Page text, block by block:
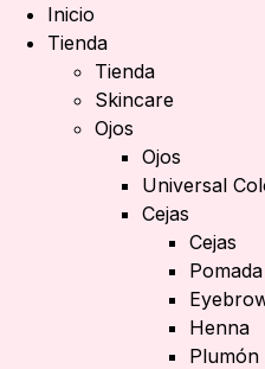
Inicio
Tienda
Tienda
Skincare
Ojos
Ojos
Universal
Cejas
Cejas
Henna